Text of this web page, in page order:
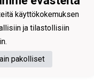
käyttökokemuksen
ja tilastollisiin
pakolliset